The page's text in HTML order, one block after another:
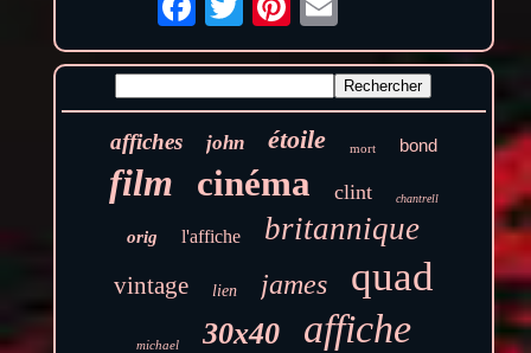
affiches john étoile mort bond
film cinéma clint chantrell
orig l'affiche britannique
vintage lien james quad
michael 30x40 affiche